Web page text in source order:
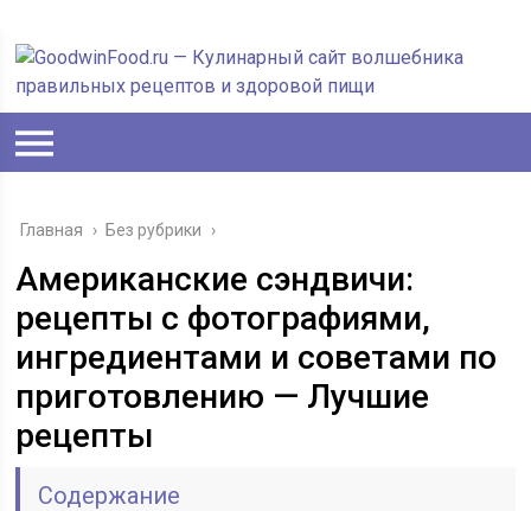
Главная › Без рубрики ›
Американские сэндвичи:
рецепты с фотографиями,
ингредиентами и советами по
приготовлению — Лучшие
рецепты
Содержание